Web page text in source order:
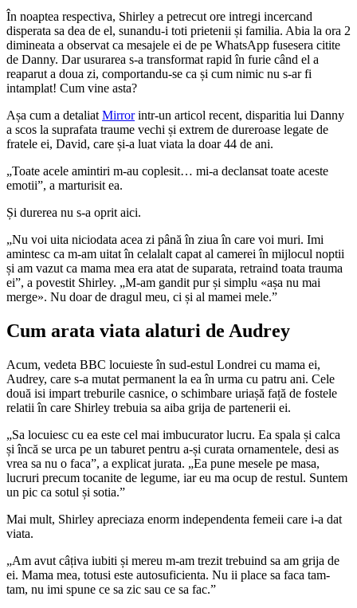
În noaptea respectiva, Shirley a petrecut ore intregi incercand
disperata sa dea de el, sunandu-i toti prietenii și familia. Abia la ora 2
dimineata a observat ca mesajele ei de pe WhatsApp fusesera citite
de Danny. Dar usurarea s-a transformat rapid în furie când el a
reaparut a doua zi, comportandu-se ca și cum nimic nu s-ar fi
intamplat! Cum vine asta?
Așa cum a detaliat Mirrorintr-un articol recent, disparitia lui Danny
a scos la suprafata traume vechi și extrem de dureroase legate de
fratele ei, David, care și-a luat viata la doar 44 de ani.
„Toate acele amintiri m-au coplesit… mi-a declansat toate aceste
emotii”, a marturisit ea.
Și durerea nu s-a oprit aici.
„Nu voi uita niciodata acea zi până în ziua în care voi muri. Imi
amintesc ca m-am uitat în celalalt capat al camerei în mijlocul noptii
și am vazut ca mama mea era atat de suparata, retraind toata trauma
ei”, a povestit Shirley. „M-am gandit pur și simplu «așa nu mai
merge». Nu doar de dragul meu, ci și al mamei mele.”
Cum arata viata alaturi de Audrey
Acum, vedeta BBC locuieste în sud-estul Londrei cu mama ei,
Audrey, care s-a mutat permanent la ea în urma cu patru ani. Cele
două isi impart treburile casnice, o schimbare uriașă față de fostele
relatii în care Shirley trebuia sa aiba grija de partenerii ei.
„Sa locuiesc cu ea este cel mai imbucurator lucru. Ea spala și calca
și încă se urca pe un taburet pentru a-și curata ornamentele, desi as
vrea sa nu o faca”, a explicat jurata. „Ea pune mesele pe masa,
lucruri precum tocanite de legume, iar eu ma ocup de restul. Suntem
un pic ca sotul și sotia.”
Mai mult, Shirley apreciaza enorm independenta femeii care i-a dat
viata.
„Am avut câțiva iubiti și mereu m-am trezit trebuind sa am grija de
ei. Mama mea, totusi este autosuficienta. Nu ii place sa faca tam-
tam, nu imi spune ce sa zic sau ce sa fac.”